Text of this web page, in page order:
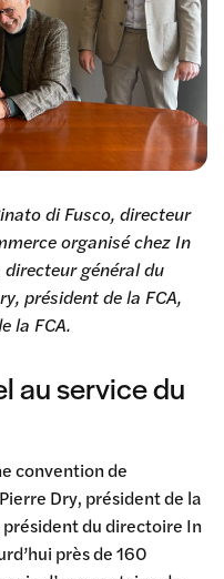
di Fusco, directeur
organisé chez In
général du
président de la FCA,
la FCA.
au service du
convention de
Dry, président de la
président du directoire In
près de 160